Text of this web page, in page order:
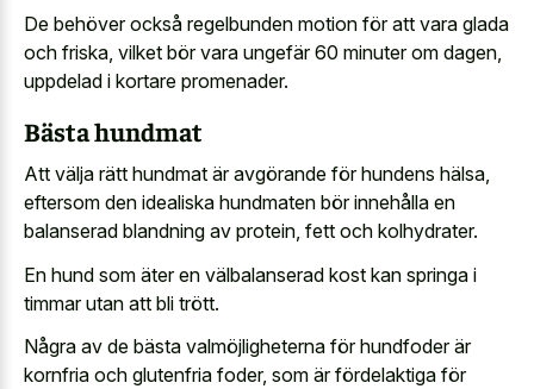
De behöver också regelbunden motion för att vara glada
och friska, vilket bör vara ungefär 60 minuter om dagen,
uppdelad i kortare promenader.
Bästa hundmat
Att välja rätt hundmat är avgörande för hundens hälsa,
eftersom den idealiska hundmaten bör innehålla en
balanserad blandning av protein, fett och kolhydrater.
En hund som äter en välbalanserad kost kan springa i
timmar utan att bli trött.
Några av de bästa valmöjligheterna för hundfoder är
kornfria och glutenfria foder, som är fördelaktiga för